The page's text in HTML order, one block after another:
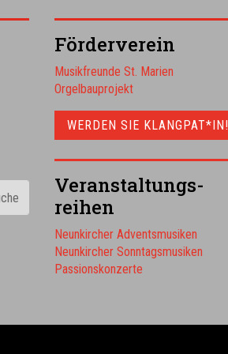
Förderverein
Musikfreunde St. Marien
Orgelbauprojekt
WERDEN SIE KLANGPAT*IN!
Veranstal­tungs­
reihen
Neunkircher Adventsmusiken
Neunkircher Sonntagsmusiken
Passionskonzerte